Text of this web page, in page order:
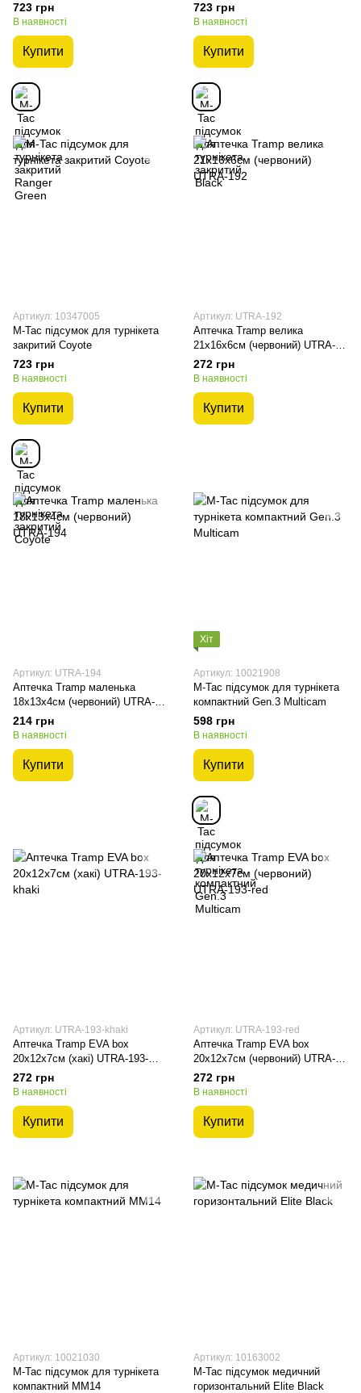
723 грн
В наявності
Купити
723 грн
В наявності
Купити
Артикул: 10347005
M-Tac підсумок для турнікета
закритий Coyote
723 грн
В наявності
Купити
Артикул: UTRA-192
Аптечка Tramp велика
21x16x6см (червоний) UTRA-
192
272 грн
В наявності
Купити
Артикул: UTRA-194
Аптечка Tramp маленька
18х13х4см (червоний) UTRA-
194
214 грн
В наявності
Купити
Хіт
Артикул: 10021908
M-Tac підсумок для турнікета
компактний Gen.3 Multicam
598 грн
В наявності
Купити
Артикул: UTRA-193-khaki
Аптечка Tramp EVA box
20х12х7см (хакі) UTRA-193-
khaki
272 грн
В наявності
Купити
Артикул: UTRA-193-red
Аптечка Tramp EVA box
20х12х7см (червоний) UTRA-
193-red
272 грн
В наявності
Купити
Артикул: 10021030
M-Tac підсумок для турнікета
компактний MM14
Артикул: 10163002
M-Tac підсумок медичний
горизонтальний Elite Black